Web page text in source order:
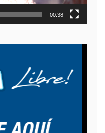
00:38